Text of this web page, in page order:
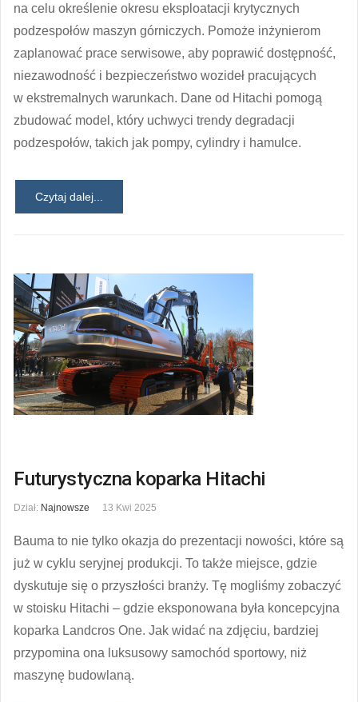
na celu określenie okresu eksploatacji krytycznych
podzespołów maszyn górniczych. Pomoże inżynierom
zaplanować prace serwisowe, aby poprawić dostępność,
niezawodność i bezpieczeństwo wozideł pracujących
w ekstremalnych warunkach. Dane od Hitachi pomogą
zbudować model, który uchwyci trendy degradacji
podzespołów, takich jak pompy, cylindry i hamulce.
Czytaj dalej...
Futurystyczna koparka Hitachi
Dział: Najnowsze 13 Kwi 2025
Bauma to nie tylko okazja do prezentacji nowości, które są
już w cyklu seryjnej produkcji. To także miejsce, gdzie
dyskutuje się o przyszłości branży. Tę mogliśmy zobaczyć
w stoisku Hitachi – gdzie eksponowana była koncepcyjna
koparka Landcros One. Jak widać na zdjęciu, bardziej
przypomina ona luksusowy samochód sportowy, niż
maszynę budowlaną.